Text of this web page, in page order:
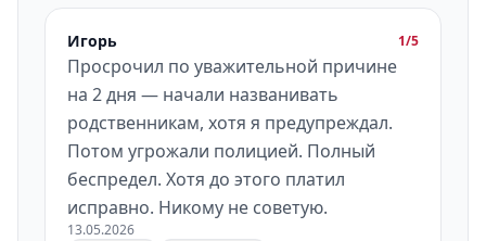
Игорь 1/5
Просрочил по уважительной причине
на 2 дня — начали названивать
родственникам, хотя я предупреждал.
Потом угрожали полицией. Полный
беспредел. Хотя до этого платил
исправно. Никому не советую.
13.05.2026